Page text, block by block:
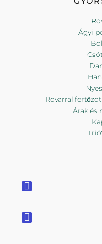
Ágyi
Rovarral
Árak és